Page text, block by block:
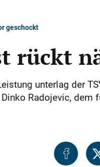
geschockt
rückt
unterlag der
Radojevic,